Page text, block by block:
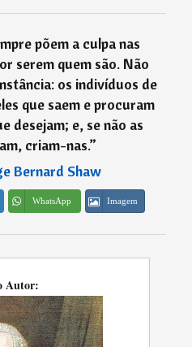
põem a culpa nas
serem quem são. Não
os indivíduos de
que saem e procuram
desejam; e, se não as
criam-nas.”
Bernard Shaw
WhatsApp Imagem
Autor: